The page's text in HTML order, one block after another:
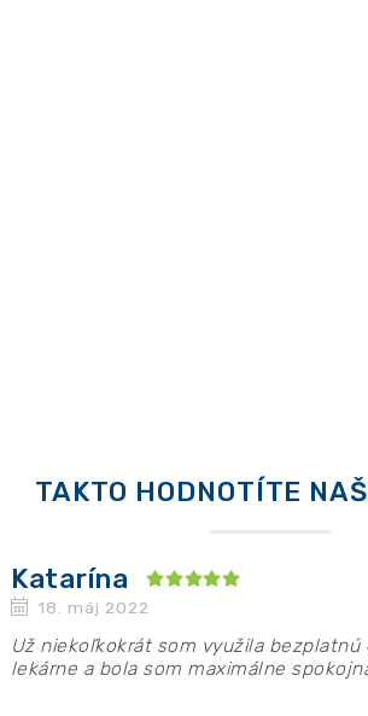
TAKTO HODNOTÍTE
Katarína
18. máj 2022
Už niekoľkokrát som využila
lekárne a bola som maximálne